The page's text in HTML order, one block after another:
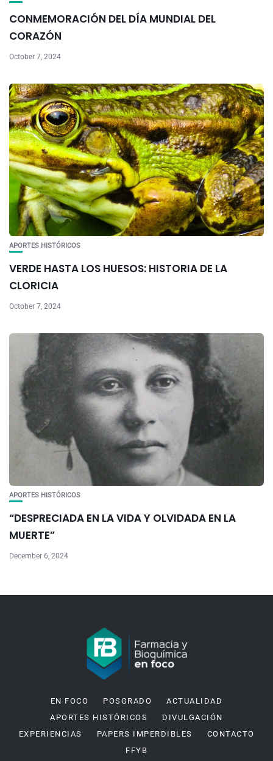
CONMEMORACIÓN DEL DÍA MUNDIAL DEL
CORAZÓN
October 7, 2024
APORTES HISTÓRICOS
VERDE HASTA LOS HUESOS: HISTORIA DE LA
CLORICIA
October 7, 2024
APORTES HISTÓRICOS
“DESPRECIADA EN LA VIDA Y OLVIDADA EN LA
MUERTE”
December 6, 2024
EN FOCO POSGRADO
ACTUALIDAD
APORTES HISTÓRICOS
DIVULGACIÓN
EXPERIENCIAS
PAPERS IMPERDIBLES
CONTACTO
FFYB